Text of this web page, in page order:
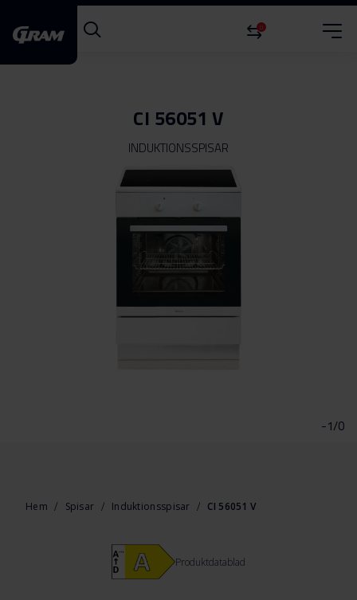
0
CI 56051 V
INDUKTIONSSPISAR
-1/0
Hem Spisar Induktionsspisar CI 56051 V
Produktdatablad